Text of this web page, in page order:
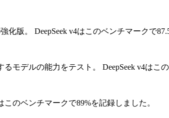
化版。
DeepSeek v4はこのベンチマークで
モデルの能力をテスト。
DeepSeek v4はこ
このベンチマークで89%を記録しました。